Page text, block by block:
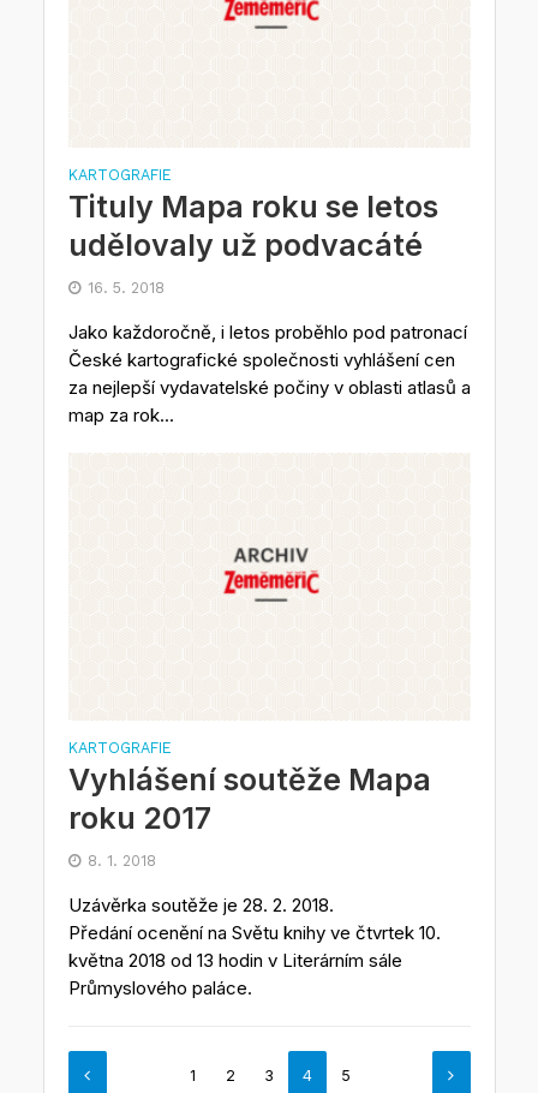
KARTOGRAFIE
Tituly Mapa roku se letos
udělovaly už podvacáté
16. 5. 2018
Jako každoročně, i letos proběhlo pod patronací
České kartografické společnosti vyhlášení cen
za nejlepší vydavatelské počiny v oblasti atlasů a
map za rok...
KARTOGRAFIE
Vyhlášení soutěže Mapa
roku 2017
8. 1. 2018
Uzávěrka soutěže je 28. 2. 2018.
Předání ocenění na Světu knihy ve čtvrtek 10.
května 2018 od 13 hodin v Literárním sále
Průmyslového paláce.
1 2 3 4 5